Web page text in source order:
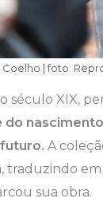
Coelho | foto:
século XIX,
do
A
, traduzindo
sua obra.